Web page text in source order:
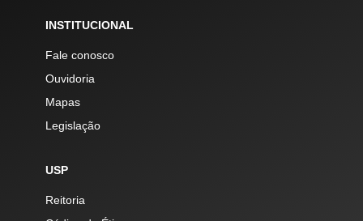
INSTITUCIONAL
Fale conosco
Ouvidoria
Mapas
Legislação
USP
Reitoria